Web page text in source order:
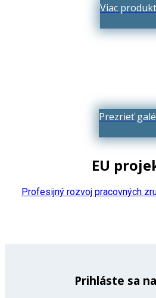
Viac
Prezrieť
EU
Profesijný rozvoj pracovných
Prihláste sa